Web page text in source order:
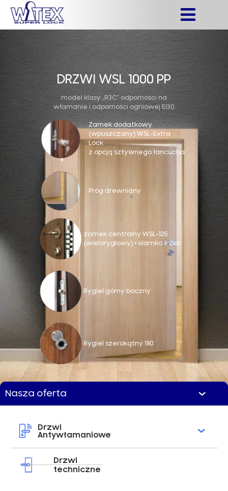
DRZWI WSL 1000 PP
model klasy „R3C” odporności na
włamanie i odporności ogniowej EI30
Zamek dodatkowy
(wpuszczany) WSL-Extra
Lock
z opcją sztywnego łancucha
Próg drewniany
zamek centralny WSL-125
(wieloryglowy) + klamka Inbal
Rygiel górny boczny
Rygiel szerokątny 180
Nasza oferta
Drzwi
Antywłamaniowe
Drzwi
techniczne